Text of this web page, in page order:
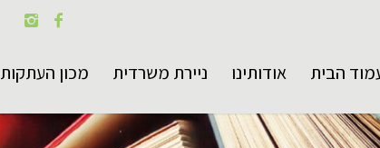
הבית אודותינו ניירת משרדית מכון העתקות